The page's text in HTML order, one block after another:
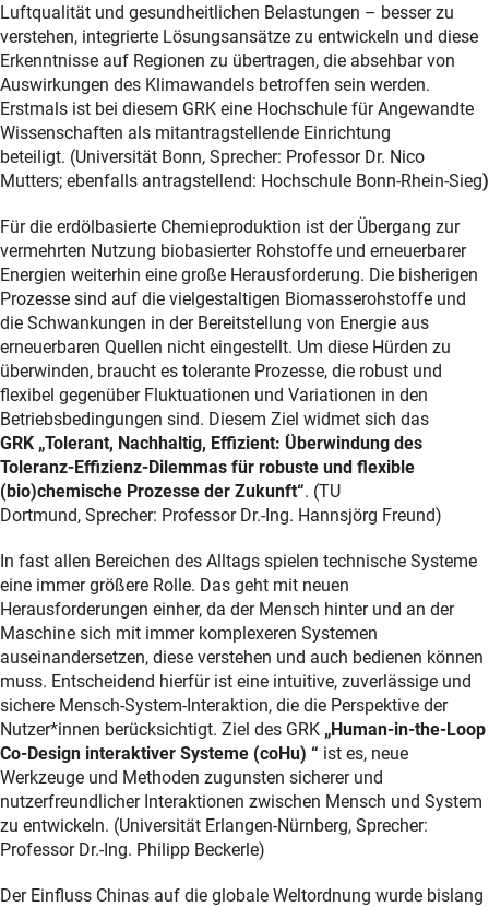
Luftqualität und gesundheitlichen Belastungen – besser zu
verstehen, integrierte Lösungsansätze zu entwickeln und diese
Erkenntnisse auf Regionen zu übertragen, die absehbar von
Auswirkungen des Klimawandels betroffen sein werden.
Erstmals ist bei diesem GRK eine Hochschule für Angewandte
Wissenschaften als mitantragstellende Einrichtung
beteiligt. (Universität Bonn, Sprecher: Professor Dr. Nico
Mutters; ebenfalls antragstellend: Hochschule Bonn-Rhein-Sieg)
Für die erdölbasierte Chemieproduktion ist der Übergang zur
vermehrten Nutzung biobasierter Rohstoffe und erneuerbarer
Energien weiterhin eine große Herausforderung. Die bisherigen
Prozesse sind auf die vielgestaltigen Biomasserohstoffe und
die Schwankungen in der Bereitstellung von Energie aus
erneuerbaren Quellen nicht eingestellt. Um diese Hürden zu
überwinden, braucht es tolerante Prozesse, die robust und
flexibel gegenüber Fluktuationen und Variationen in den
Betriebsbedingungen sind. Diesem Ziel widmet sich das
GRK „Tolerant, Nachhaltig, Effizient: Überwindung des
Toleranz-Effizienz-Dilemmas für robuste und flexible
(bio)chemische Prozesse der Zukunft“. (TU
Dortmund, Sprecher: Professor Dr.-Ing. Hannsjörg Freund)
In fast allen Bereichen des Alltags spielen technische Systeme
eine immer größere Rolle. Das geht mit neuen
Herausforderungen einher, da der Mensch hinter und an der
Maschine sich mit immer komplexeren Systemen
auseinandersetzen, diese verstehen und auch bedienen können
muss. Entscheidend hierfür ist eine intuitive, zuverlässige und
sichere Mensch-System-Interaktion, die die Perspektive der
Nutzer*innen berücksichtigt. Ziel des GRK „Human-in-the-Loop
Co-Design interaktiver Systeme (coHu) “ ist es, neue
Werkzeuge und Methoden zugunsten sicherer und
nutzerfreundlicher Interaktionen zwischen Mensch und System
zu entwickeln. (Universität Erlangen-Nürnberg, Sprecher:
Professor Dr.-Ing. Philipp Beckerle)
Der Einfluss Chinas auf die globale Weltordnung wurde bislang